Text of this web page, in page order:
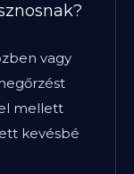
vagy
mellett
kevésbé